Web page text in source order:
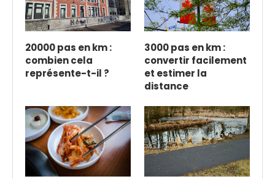
20000 pas en km :
combien cela
représente-t-il ?
3000 pas en km :
convertir facilement
et estimer la
distance